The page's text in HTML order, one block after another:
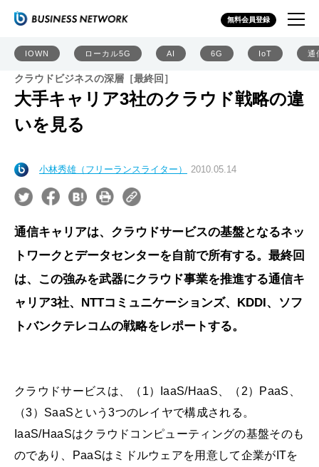
無料会員登録
IOWN ローカル5G AI 6G IoT 通
クラウドビジネスの深層［最終回］
大手キャリア3社のクラウド戦略の違
いを見る
小林秀雄（フリーランスライター） 2010.05.14
通信キャリアは、クラウドサービスの基盤となるネッ
トワークとデータセンターを自前で所有する。最終回
は、この強みを武器にクラウド事業を推進する通信キ
ャリア3社、NTTコミュニケーションズ、KDDI、ソフ
トバンクテレコムの戦略をレポートする。
クラウドサービスは、（1）IaaS/HaaS、（2）PaaS、
（3）SaaSという3つのレイヤで構成される。
IaaS/HaaSはクラウドコンピューティングの基盤そのも
のであり、PaaSはミドルウェアを用意して企業がITを